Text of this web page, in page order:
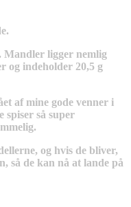
Mandler ligger nemlig
og indeholder 20,5 g
af mine gode venner i
spiser så super
og hvis de bliver,
så de kan nå at lande på